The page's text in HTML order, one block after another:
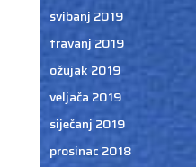
svibanj 2019
travanj 2019
ožujak 2019
veljača 2019
siječanj 2019
prosinac 2018